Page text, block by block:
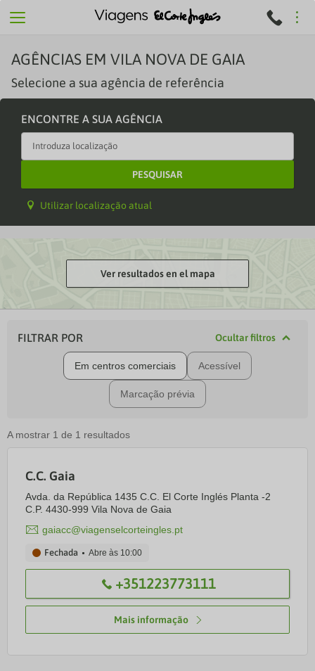
AGÊNCIAS EM VILA NOVA DE GAIA
Selecione a sua agência de referência
ENCONTRE A SUA AGÊNCIA
PESQUISAR
Utilizar localização atual
Ver resultados en el mapa
FILTRAR POR Ocultar filtros
Em centros comerciais Acessível
Marcação prévia
A mostrar 1 de 1 resultados
C.C. Gaia
Avda. da República 1435 C.C. El Corte Inglés Planta -2
C.P. 4430-999 Vila Nova de Gaia
gaiacc@viagenselcorteingles.pt
+351223773111
Fechada Abre às 10:00
Mais informação